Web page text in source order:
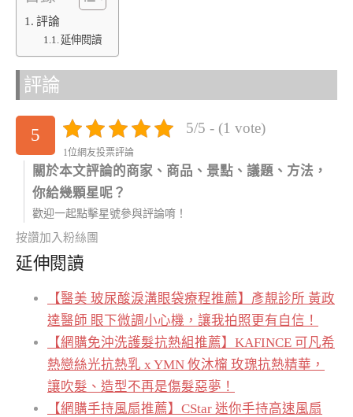
評論
延伸閱讀
評論
5 5/5 - (1 vote)
1位網友投票評論
關於本文評論的商家、商品、景點、議題、方法，
你給幾顆星呢？
歡迎一起點擊星號參與評論唷！
按讚加入粉絲團
延伸閱讀
【醫美 玻尿酸淚溝眼袋療程推薦】彥靚診所 黃政
達醫師 眼下微調小心機，讓我拍照更有自信！
【網購免沖洗護髮抗熱組推薦】KAFINCE 可凡希
熱戀絲光抗熱乳 x YMN 攸沐橣 玫瑰抗熱精華，
讓吹髮、造型不再是傷髮惡夢！
【網購手持風扇推薦】CStar 迷你手持高速風扇